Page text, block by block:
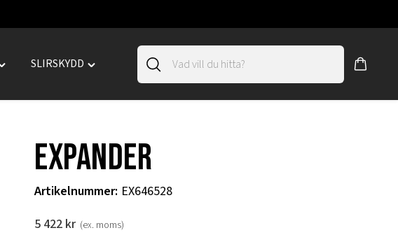
Toggle
SLIRSKYDD
Toggle
Expander
Artikelnummer: EX646528
5 422 kr (ex. moms)